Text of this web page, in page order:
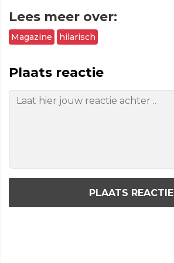
Lees meer over:
Magazine hilarisch
Plaats reactie
PLAATS REACTIE